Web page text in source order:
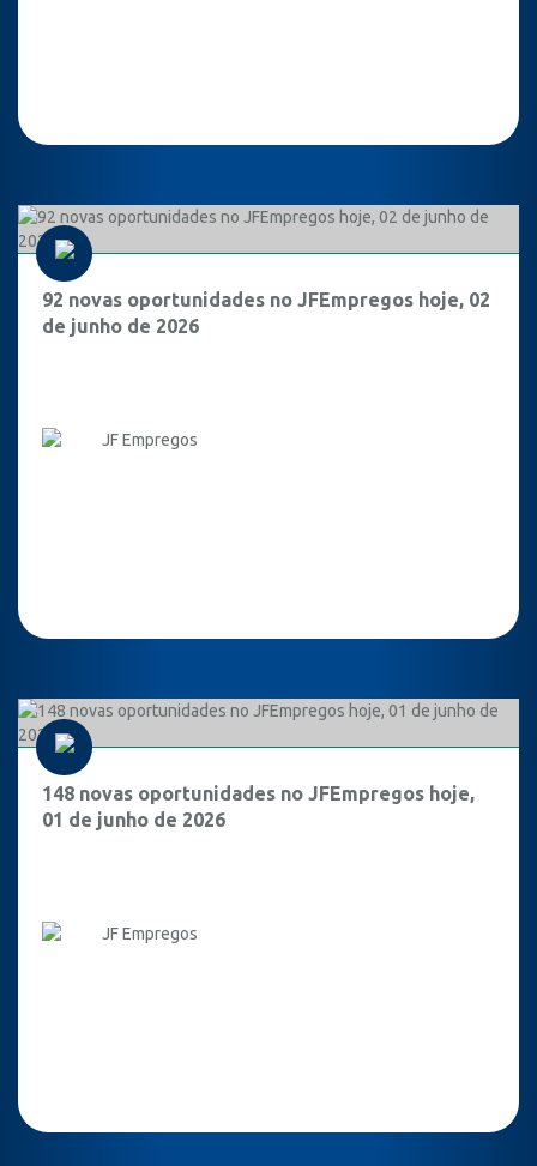
92 novas oportunidades no JFEmpregos hoje, 02
de junho de 2026
JF Empregos
148 novas oportunidades no JFEmpregos hoje,
01 de junho de 2026
JF Empregos